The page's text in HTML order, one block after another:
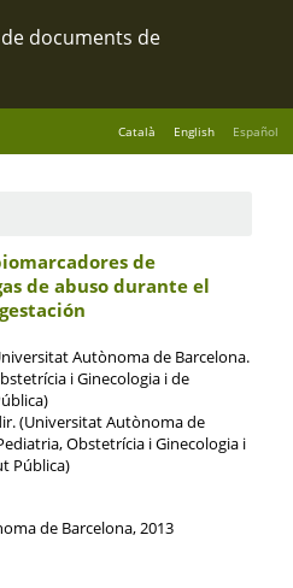
Català English Español
de
de abuso durante el
Autònoma de Barcelona.
i Ginecologia i de
(Universitat Autònoma de
Obstetrícia i Ginecologia i
Pública)
de Barcelona, 2013